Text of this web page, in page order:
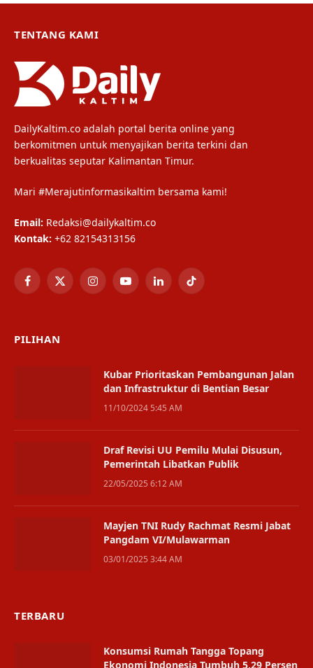
TENTANG KAMI
DailyKaltim.co adalah portal berita online yang
berkomitmen untuk menyajikan berita terkini dan
berkualitas seputar Kalimantan Timur.
Mari #Merajutinformasikaltim bersama kami!
Email: Redaksi@dailykaltim.co
Kontak: +62 82154313156
Facebook
X
InstagramYouTubeLinkedInTikTok
PILIHAN
Kubar Prioritaskan Pembangunan Jalan
dan Infrastruktur di Bentian Besar
11/10/2024 5:45 AM
Draf Revisi UU Pemilu Mulai Disusun,
Pemerintah Libatkan Publik
22/05/2025 6:12 AM
Mayjen TNI Rudy Rachmat Resmi Jabat
Pangdam VI/Mulawarman
03/01/2025 3:44 AM
TERBARU
Konsumsi Rumah Tangga Topang
Ekonomi Indonesia Tumbuh 5,29 Persen